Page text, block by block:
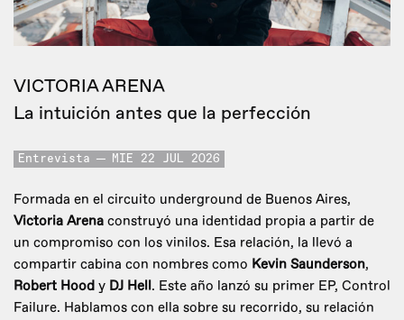
VICTORIA ARENA
La intuición antes que la perfección
Entrevista MIE 22 JUL 2026
Formada en el circuito underground de Buenos Aires,
Victoria Arena construyó una identidad propia a partir de
un compromiso con los vinilos. Esa relación, la llevó a
compartir cabina con nombres como Kevin Saunderson,
Robert Hood y DJ Hell. Este año lanzó su primer EP, Control
Failure. Hablamos con ella sobre su recorrido, su relación